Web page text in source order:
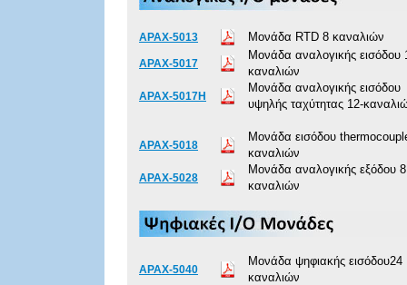
APAX-5013 Μονάδα RTD 8 καναλιών
APAX-5017
Μονάδα αναλογικής εισόδου
καναλιών
APAX-5017H
Μονάδα αναλογικής εισόδου
υψηλής ταχύτητας 12-
APAX-5018
Μονάδα εισόδου
καναλιών
APAX-5028
Μονάδα αναλογικής εξόδου 8
καναλιών
APAX-5040
Μονάδα ψηφιακής εισόδου24
καναλιών